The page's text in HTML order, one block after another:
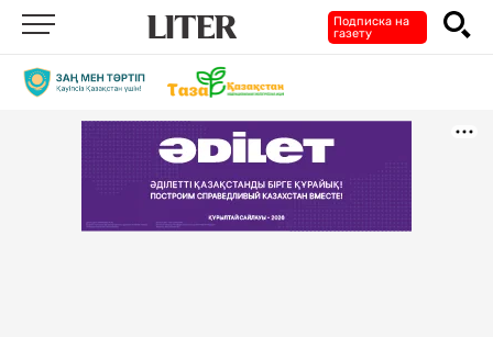
Подписка на
газету